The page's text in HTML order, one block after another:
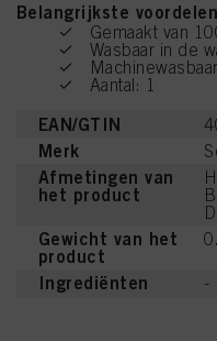
Belangrijkste voordelen
Gemaakt van
Wasbaar in de
Aantal: 1
EAN/GTIN
Merk
Afmetingen van
het product
Gewicht van het
product
Ingrediënten -